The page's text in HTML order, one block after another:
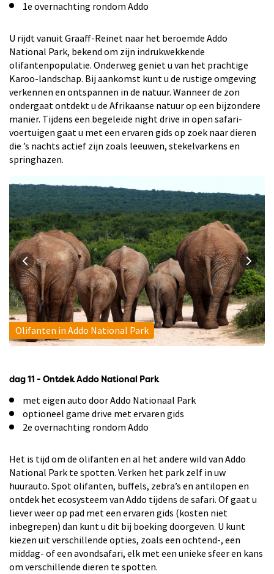
1e overnachting rondom Addo
U rijdt vanuit Graaff-Reinet naar het beroemde Addo
National Park, bekend om zijn indrukwekkende
olifantenpopulatie. Onderweg geniet u van het prachtige
Karoo-landschap. Bij aankomst kunt u de rustige omgeving
verkennen en ontspannen in de natuur. Wanneer de zon
ondergaat ontdekt u de Afrikaanse natuur op een bijzondere
manier. Tijdens een begeleide night drive in open safari-
voertuigen gaat u met een ervaren gids op zoek naar dieren
die ’s nachts actief zijn zoals leeuwen, stekelvarkens en
springhazen.
Olifanten in Addo National Park
dag 11 - Ontdek Addo National Park
met eigen auto door Addo Nationaal Park
optioneel game drive met ervaren gids
2e overnachting rondom Addo
Het is tijd om de olifanten en al het andere wild van Addo
National Park te spotten. Verken het park zelf in uw
huurauto. Spot olifanten, buffels, zebra’s en antilopen en
ontdek het ecosysteem van Addo tijdens de safari. Of gaat u
liever weer op pad met een ervaren gids (kosten niet
inbegrepen) dan kunt u dit bij boeking doorgeven. U kunt
kiezen uit verschillende opties, zoals een ochtend-, een
middag- of een avondsafari, elk met een unieke sfeer en kans
om verschillende dieren te spotten.